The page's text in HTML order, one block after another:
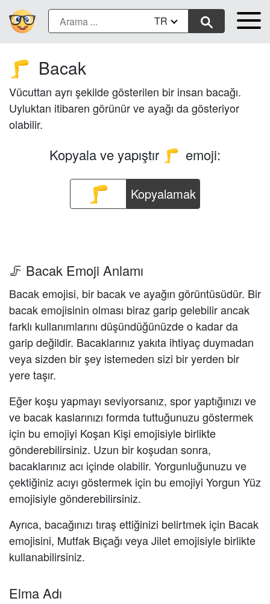
TR
🦵 Bacak
Vücuttan ayrı şekilde gösterilen bir insan bacağı.
Uyluktan itibaren görünür ve ayağı da gösteriyor
olabilir.
Kopyala ve yapıştır 🦵 emoji:
Kopyalamak
🦵 Bacak Emoji Anlamı
Bacak emojisi, bir bacak ve ayağın görüntüsüdür. Bir
bacak emojisinin olması biraz garip gelebilir ancak
farklı kullanımlarını düşündüğünüzde o kadar da
garip değildir. Bacaklarınız yakıta ihtiyaç duymadan
veya sizden bir şey istemeden sizi bir yerden bir
yere taşır.
Eğer koşu yapmayı seviyorsanız, spor yaptığınızı ve
ve bacak kaslarınızı formda tuttuğunuzu göstermek
için bu emojiyi Koşan Kişi emojisiyle birlikte
gönderebilirsiniz. Uzun bir koşudan sonra,
bacaklarınız acı içinde olabilir. Yorgunluğunuzu ve
çektiğiniz acıyı göstermek için bu emojiyi Yorgun Yüz
emojisiyle gönderebilirsiniz.
Ayrıca, bacağınızı tıraş ettiğinizi belirtmek için Bacak
emojisini, Mutfak Bıçağı veya Jilet emojisiyle birlikte
kullanabilirsiniz.
Elma Adı